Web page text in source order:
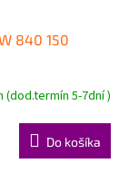
840 150
(dod.termín 5-7dní )
Do košíka